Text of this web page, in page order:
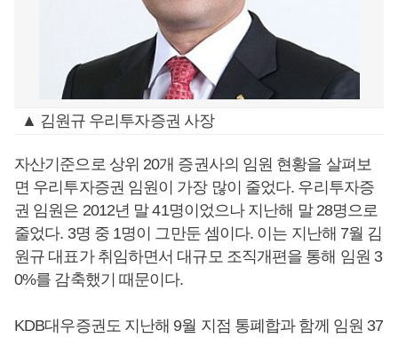
▲ 김원규 우리투자증권 사장
자산기준으로 상위 20개 증권사의 임원 현황을 살펴보
면 우리투자증권 임원이 가장 많이 줄었다. 우리투자증
권 임원은 2012년 말 41명이었으나 지난해 말 28명으로
줄었다. 3명 중 1명이 그만둔 셈이다. 이는 지난해 7월 김
원규 대표가 취임하면서 대규모 조직개편을 통해 임원 3
0%를 감축했기 때문이다.
KDB대우증권도 지난해 9월 지점 통폐합과 함께 임원 37